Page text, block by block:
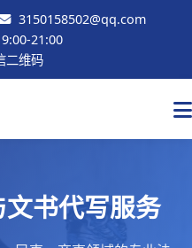
3150158502@qq.com
21:00
二维码
书代写服务